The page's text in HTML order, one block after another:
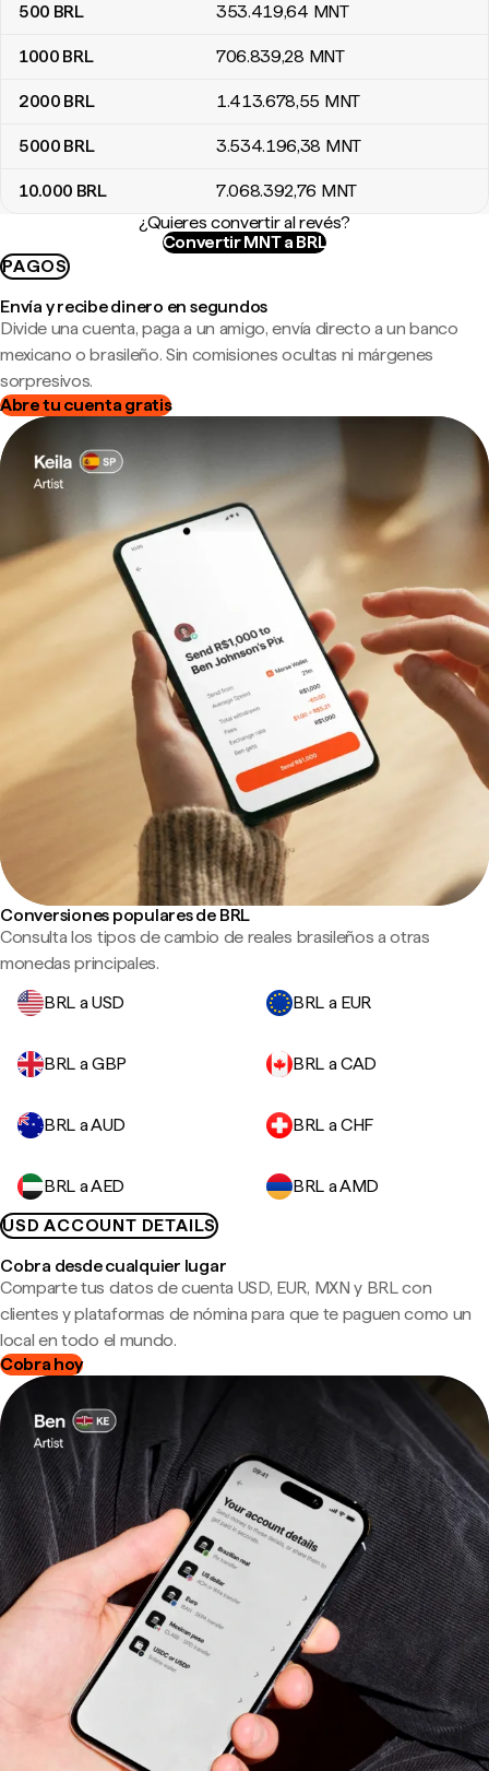
500 BRL 353.419,64 MNT
1000 BRL 706.839,28 MNT
2000 BRL 1.413.678,55 MNT
5000 BRL 3.534.196,38 MNT
10.000 BRL 7.068.392,76 MNT
¿Quieres convertir al revés?
Convertir MNT a BRL
PAGOS
Envía y recibe dinero en segundos
Divide una cuenta, paga a un amigo, envía directo a un banco
mexicano o brasileño. Sin comisiones ocultas ni márgenes
sorpresivos.
Abre tu cuenta gratis
Conversiones populares de BRL
Consulta los tipos de cambio de reales brasileños a otras
monedas principales.
BRL a USD
BRL a EUR
BRL a GBP BRL a CAD
BRL a AUD BRL a CHF
BRL a AED
BRL a AMD
USD ACCOUNT DETAILS
Cobra desde cualquier lugar
Comparte tus datos de cuenta USD, EUR, MXN y BRL con
clientes y plataformas de nómina para que te paguen como un
local en todo el mundo.
Cobra hoy